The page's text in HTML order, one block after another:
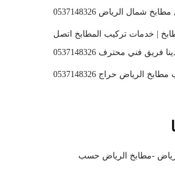
شمال الرياض 0537148326
| خدمات تركيب المطابخ اتصل
فريق فني محترف 0537148326
الرياض حراج 0537148326
-مطابخ الرياض حسب